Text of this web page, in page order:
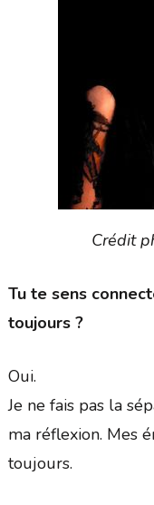
Crédit
Tu te sens
toujours ?
Oui.
Je ne fais pas la
ma réflexion. Mes
toujours.